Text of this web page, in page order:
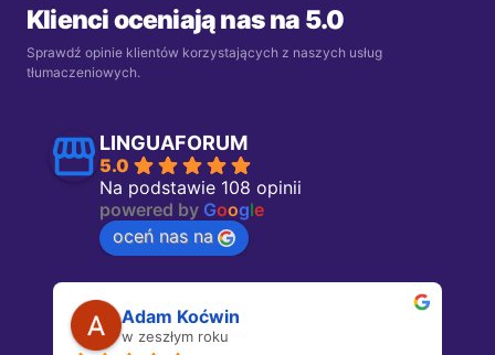
Klienci oceniają nas na 5.0
Sprawdź opinie klientów korzystających z naszych usług
tłumaczeniowych.
LINGUAFORUM
5.0
Na podstawie 108 opinii
powered by Google
oceń nas na
Adam Koćwin
w zeszłym roku